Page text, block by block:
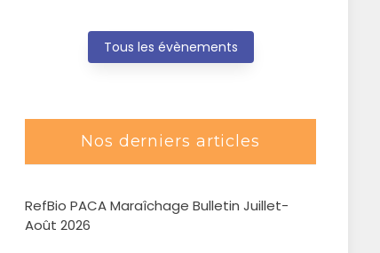
Tous les évènements
Nos derniers articles
RefBio PACA Maraîchage Bulletin Juillet-
Août 2026